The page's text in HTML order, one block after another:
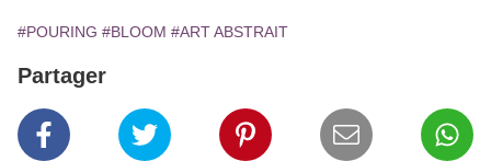
#POURING #BLOOM #ART ABSTRAIT
Partager